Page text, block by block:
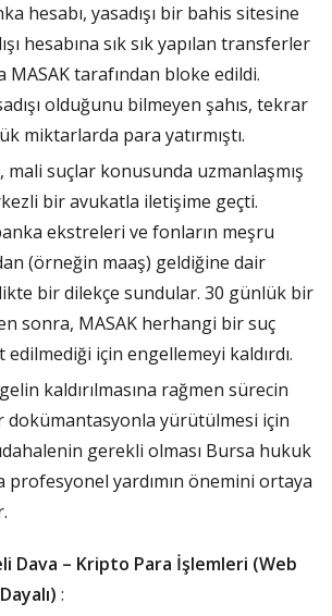
hesabı, yasadışı bir bahis sitesine
hesabına sık sık yapılan transferler
MASAK tarafından bloke edildi.
olduğunu bilmeyen şahıs, tekrar
miktarlarda para yatırmıştı.
mali suçlar konusunda uzmanlaşmış
bir avukatla iletişime geçti.
ekstreleri ve fonların meşru
(örneğin maaş) geldiğine dair
bir dilekçe sundular. 30 günlük bir
sonra, MASAK herhangi bir suç
edilmediği için engellemeyi kaldırdı.
kaldırılmasına rağmen sürecin
dokümantasyonla yürütülmesi için
gerekli olması Bursa hukuk
profesyonel yardımın önemini ortaya
Dava – Kripto Para İşlemleri (Web
: